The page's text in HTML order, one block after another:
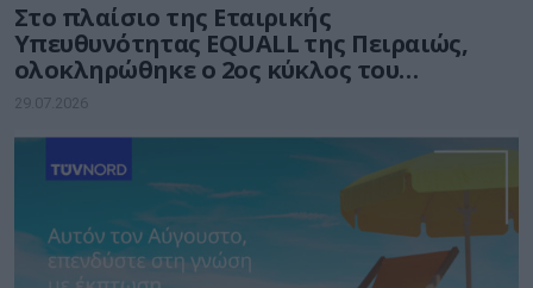
Στο πλαίσιο της Εταιρικής
Υπευθυνότητας EQUALL της Πειραιώς,
ολοκληρώθηκε ο 2ος κύκλος του
προγράμματος GenAI Empowered
29.07.2026